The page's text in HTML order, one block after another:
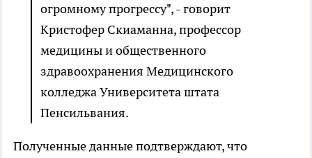
огромному прогрессу", - говорит
Кристофер Скиаманна, профессор
медицины и общественного
здравоохранения Медицинского
колледжа Университета штата
Пенсильвания.
Полученные данные подтверждают, что